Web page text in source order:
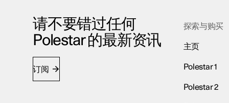
请不要错过任何
Polestar 的最新资讯
订阅
探索与购买
主页
Polestar 1
Polestar 2